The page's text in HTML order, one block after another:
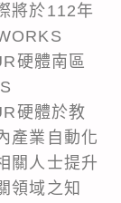
將於112年
硬體南區
硬體於教
產業自動化
關人士提升
領域之知